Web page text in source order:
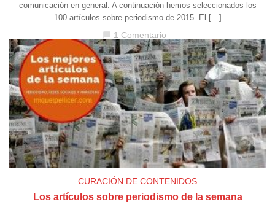
comunicación en general. A continuación hemos seleccionados los
100 artículos sobre periodismo de 2015. El […]
chat_bubble 1 Comentario
CURACIÓN DE CONTENIDOS
Los artículos sobre periodismo de la semana